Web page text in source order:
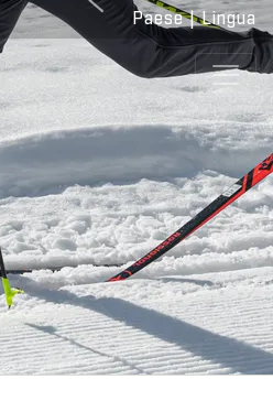
Paese|Lingua